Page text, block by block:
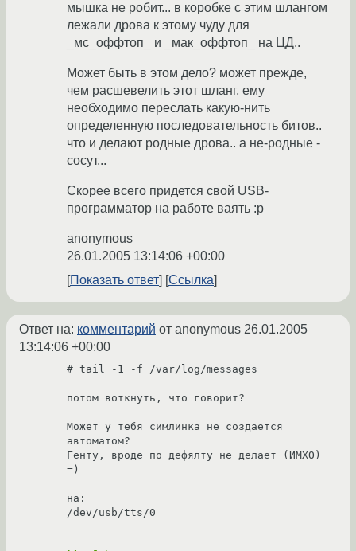
мышка не робит... в коробке с этим шлангом
лежали дрова к этому чуду для
_мс_оффтоп_ и _мак_оффтоп_ на ЦД..
Может быть в этом дело? может прежде,
чем расшевелить этот шланг, ему
необходимо переслать какую-нить
определенную последовательность битов..
что и делают родные дрова.. а не-родные -
сосут...
Скорее всего придется свой USB-
программатор на работе ваять :p
anonymous
26.01.2005 13:14:06 +00:00
Показать ответ
Ссылка
Ответ на: комментарий от anonymous 26.01.2005
13:14:06 +00:00
# tail -1 -f /var/log/messages
потом воткнуть, что говорит?
Может у тебя симлинка не создается
автоматом?
Генту, вроде по дефялту не делает (ИМХО)
=)
на:
/dev/usb/tts/0